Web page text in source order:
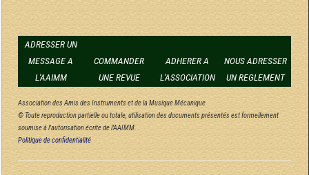
ADRESSER UN
MESSAGE A
L'AAIMM
COMMANDER
UNE REVUE
ADHERER A
L'ASSOCIATION
NOUS ADRESSER
UN REGLEMENT
Association des Amis des Instruments et de la Musique Mécanique
© Toute reproduction partielle ou totale, utilisation des documents présentés est formellement
soumise à l'autorisation écrite de l'AAIMM.
Politique de confidentialité